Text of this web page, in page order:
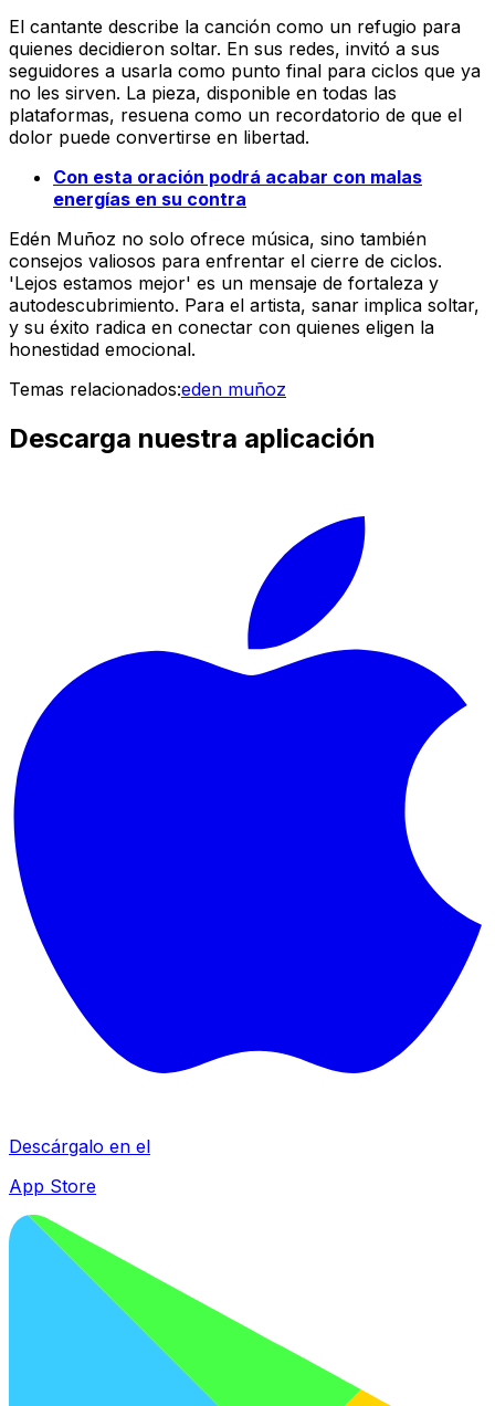
El cantante describe la canción como un refugio para
quienes decidieron soltar. En sus redes, invitó a sus
seguidores a usarla como punto final para ciclos que ya
no les sirven. La pieza, disponible en todas las
plataformas, resuena como un recordatorio de que el
dolor puede convertirse en libertad.
Con esta oración podrá acabar con malas
energías en su contra
Edén Muñoz no solo ofrece música, sino también
consejos valiosos para enfrentar el cierre de ciclos.
'Lejos estamos mejor' es un mensaje de fortaleza y
autodescubrimiento. Para el artista, sanar implica soltar,
y su éxito radica en conectar con quienes eligen la
honestidad emocional.
Temas relacionados:eden muñoz
Descarga nuestra aplicación
Descárgalo en el
App Store